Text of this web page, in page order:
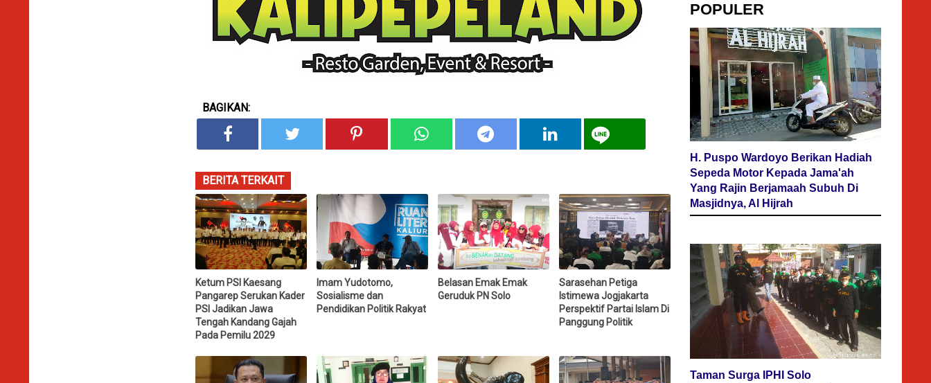
BAGIKAN:
BERITA TERKAIT
Ketum PSI Kaesang
Pangarep Serukan Kader
PSI Jadikan Jawa
Tengah Kandang Gajah
Pada Pemilu 2029
Imam Yudotomo,
Sosialisme dan
Pendidikan Politik Rakyat
Belasan Emak Emak
Geruduk PN Solo
Sarasehan Petiga
Istimewa Jogjakarta
Perspektif Partai Islam Di
Panggung Politik
POPULER
H. Puspo Wardoyo Berikan Hadiah
Sepeda Motor Kepada Jama'ah
Yang Rajin Berjamaah Subuh Di
Masjidnya, Al Hijrah
Taman Surga IPHI Solo